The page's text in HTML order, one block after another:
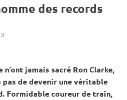
des records
n’ont jamais sacré Ron Clarke,
pas de devenir une véritable
Formidable coureur de train,